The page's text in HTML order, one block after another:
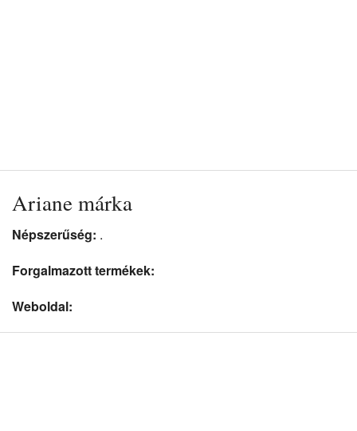
Ariane márka
Népszerűség: .
Forgalmazott termékek:
Weboldal: